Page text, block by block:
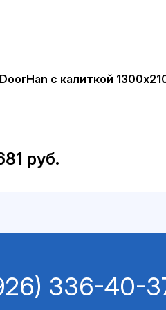
с калиткой
руб.
336-40-